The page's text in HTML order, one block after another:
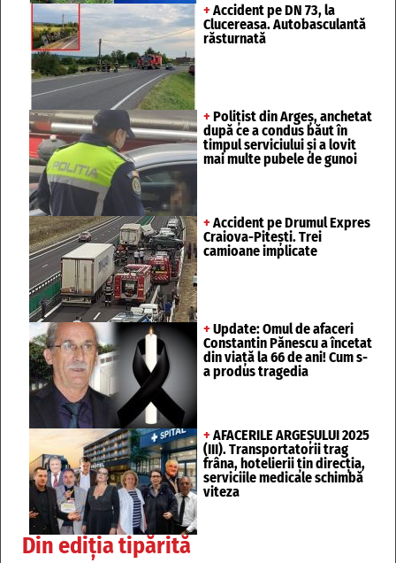
+ Accident pe DN 73, la
Clucereasa. Autobasculantă
răsturnată
+ Polițist din Argeș, anchetat
după ce a condus băut în
timpul serviciului și a lovit
mai multe pubele de gunoi
+ Accident pe Drumul Expres
Craiova-Pitești. Trei
camioane implicate
+ Update: Omul de afaceri
Constantin Pănescu a încetat
din viață la 66 de ani! Cum s-
a produs tragedia
+ AFACERILE ARGEȘULUI 2025
(III). Transportatorii trag
frâna, hotelierii țin direcția,
serviciile medicale schimbă
viteza
Din ediția tipărită